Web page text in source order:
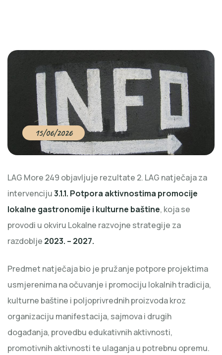
15/06/2026
LAG More 249 objavljuje rezultate 2. LAG natječaja za
intervenciju3.1.1. Potpora aktivnostima promocije
lokalne gastronomije i kulturne baštine, koja se
provodi u okviru Lokalne razvojne strategije za
razdoblje 2023. – 2027.
Predmet natječaja bio je pružanje potpore projektima
usmjerenima na očuvanje i promociju lokalnih tradicija,
kulturne baštine i poljoprivrednih proizvoda kroz
organizaciju manifestacija, sajmova i drugih
događanja, provedbu edukativnih aktivnosti,
promotivnih aktivnosti te ulaganja u potrebnu opremu.